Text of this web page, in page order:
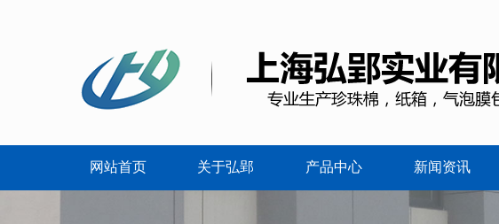
网站首页 关于弘郢 产品中心 新闻资讯